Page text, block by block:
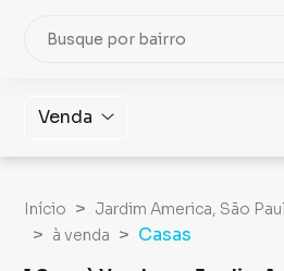
Venda
Início
Jardim America, São
à venda
Casas